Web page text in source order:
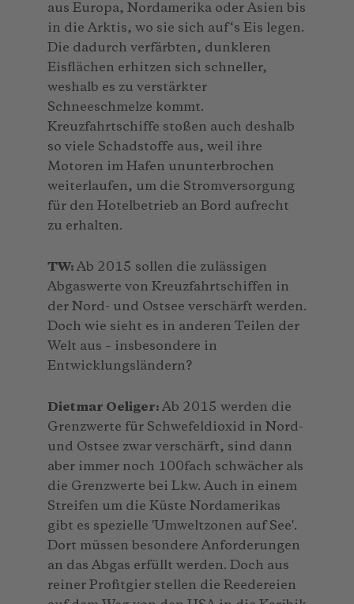
aus Europa, Nordamerika oder Asien bis
in die Arktis, wo sie sich auf‘s Eis legen.
Die dadurch verfärbten, dunkleren
Eisflächen erhitzen sich schneller,
weshalb es zu verstärkter
Schneeschmelze kommt.
Kreuzfahrtschiffe stoßen auch deshalb
so viele Schadstoffe aus, weil ihre
Motoren im Hafen ununterbrochen
weiterlaufen, um die Stromversorgung
für den Hotelbetrieb an Bord aufrecht
zu erhalten.
TW: Ab 2015 sollen die zulässigen
Abgaswerte von Kreuzfahrtschiffen in
der Nord- und Ostsee verschärft werden.
Doch wie sieht es in anderen Teilen der
Welt aus – insbesondere in
Entwicklungsländern?
Dietmar Oeliger: Ab 2015 werden die
Grenzwerte für Schwefeldioxid in Nord-
und Ostsee zwar verschärft, sind dann
aber immer noch 100fach schwächer als
die Grenzwerte bei Lkw. Auch in einem
Streifen um die Küste Nordamerikas
gibt es spezielle 'Umweltzonen auf See'.
Dort müssen besondere Anforderungen
an das Abgas erfüllt werden. Doch aus
reiner Profitgier stellen die Reedereien